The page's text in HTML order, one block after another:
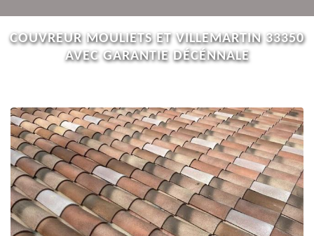
COUVREUR MOULIETS ET VILLEMARTIN 33350
AVEC GARANTIE DÉCÉNNALE